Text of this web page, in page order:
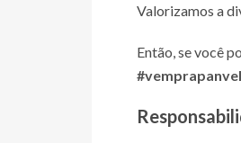
Valorizamos a
Então, se você
#vemprapanvel